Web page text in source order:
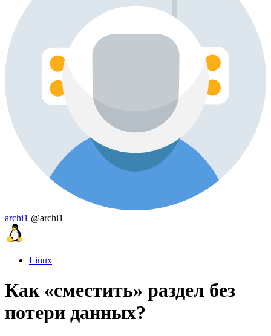
archi1 @archi1
Linux
Как «сместить» раздел без
потери данных?